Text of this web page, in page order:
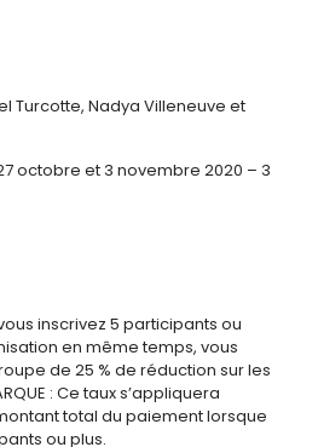
Turcotte, Nadya Villeneuve et
octobre et 3 novembre 2020 – 3
inscrivez 5 participants ou
en même temps, vous
de 25 % de réduction sur les
: Ce taux s’appliquera
total du paiement lorsque
ou plus.